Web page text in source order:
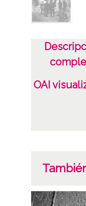
CC BY-NC-SA
OAI